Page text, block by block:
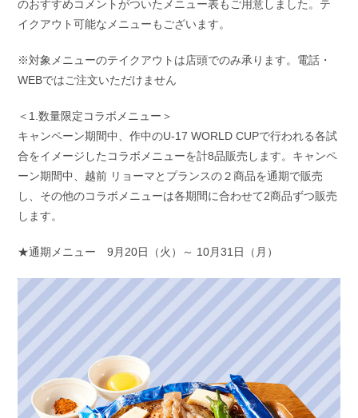
のおすすめコメントがついたメニュー表もご用意しました。テ
イクアウト可能なメニューもございます。
※対象メニューのテイクアウトは店頭でのみ承ります。電話・
WEBではご注文いただけません
＜1.数量限定コラボメニュー＞
キャンペーン期間中、作中のU-17 WORLD CUPで行われる各試
合をイメージしたコラボメニューを計8品販売します。キャンペ
ーン期間中、越前 リョーマとプランスの２商品を通期で販売
し、その他のコラボメニューは各期間に合わせて2商品ずつ販売
します。
★通期メニュー 9月20日（火）～ 10月31日（月）